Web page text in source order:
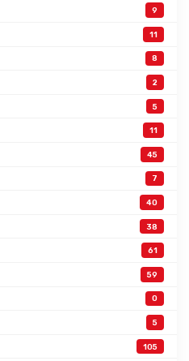
9
11
8
2
5
11
45
7
40
38
61
59
0
5
105